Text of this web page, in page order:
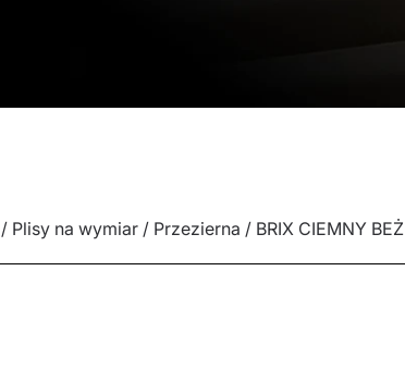
/ Plisy na wymiar / Przezierna / BRIX CIEMNY BEŻ